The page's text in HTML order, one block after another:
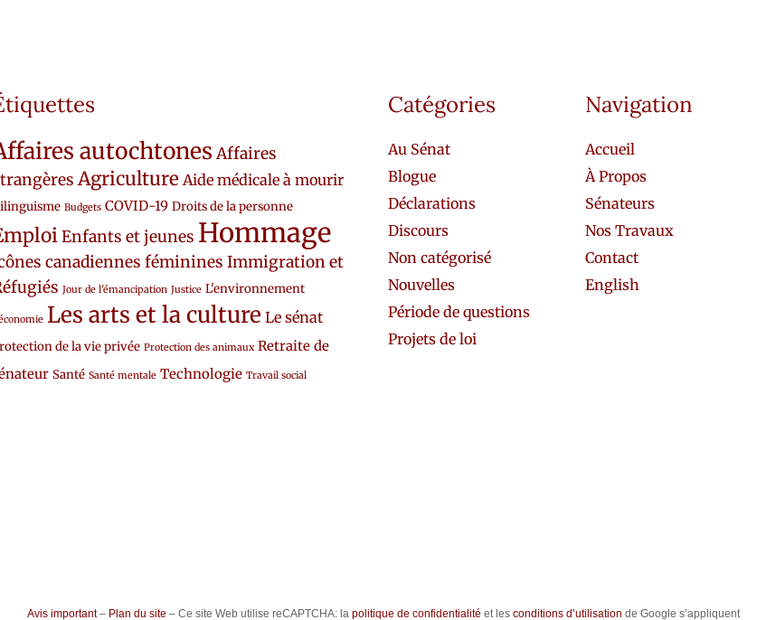
autochtones Affaires
Agriculture Aide médicale à mourir
Budgets COVID-19 Droits de la personne
Enfants et jeunes Hommage
canadiennes féminines Immigration et
Jour de l'émancipation Justice L'environnement
Les arts et la culture Le sénat
de la vie privée Protection des animaux Retraite de
Santé Santé mentale Technologie Travail social
Catégories
Au Sénat
Blogue
Déclarations
Discours
Non catégorisé
Nouvelles
Période de questions
Projets de loi
Navigation
Accueil
À Propos
Sénateurs
Nos Travaux
Contact
English
Avis important– Plan du site – Ce site Web utilise reCAPTCHA: la politique de confidentialité et les conditions d’utilisation de Google s’appliquent